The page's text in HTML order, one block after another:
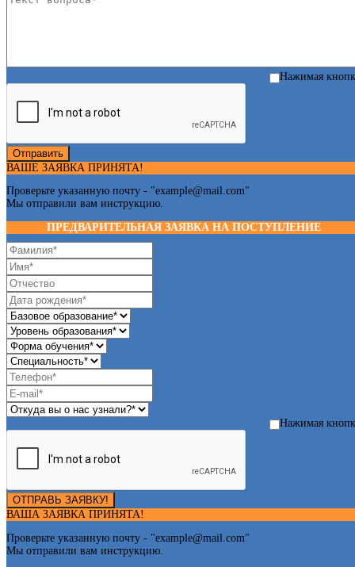
Нажимая
Отправить
ВАШЕ ЗАЯВКА ПРИНЯТА!
Проверьте указанную почту - "example@mail.com"
Мы отправили вам инструкцию.
ПРЕДВАРИТЕЛЬНАЯ ЗАЯВКА НА ПОСТУПЛЕНИЕ
Нажимая
ОТПРАВЬ ЗАЯВКУ!
ВАША ЗАЯВКА ПРИНЯТА!
Проверьте указанную почту - "example@mail.com"
Мы отправили вам инструкцию.